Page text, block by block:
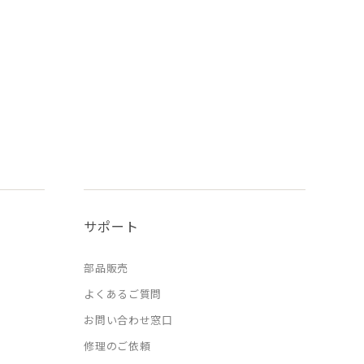
サポート
部品販売
よくあるご質問
お問い合わせ窓口
修理のご依頼